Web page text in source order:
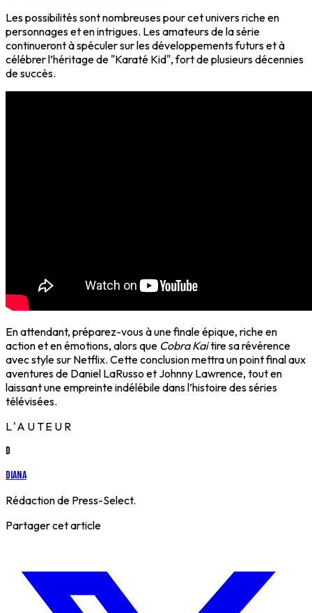
Les possibilités sont nombreuses pour cet univers riche en
personnages et en intrigues. Les amateurs de la série
continueront à spéculer sur les développements futurs et à
célébrer l’héritage de "Karaté Kid", fort de plusieurs décennies
de succès.
En attendant, préparez-vous à une finale épique, riche en
action et en émotions, alors que Cobra Kaitire sa révérence
avec style sur Netflix. Cette conclusion mettra un point final aux
aventures de Daniel LaRusso et Johnny Lawrence, tout en
laissant une empreinte indélébile dans l’histoire des séries
télévisées.
L'AUTEUR
D
Diana
Rédaction de Press-Select.
Partager cet article